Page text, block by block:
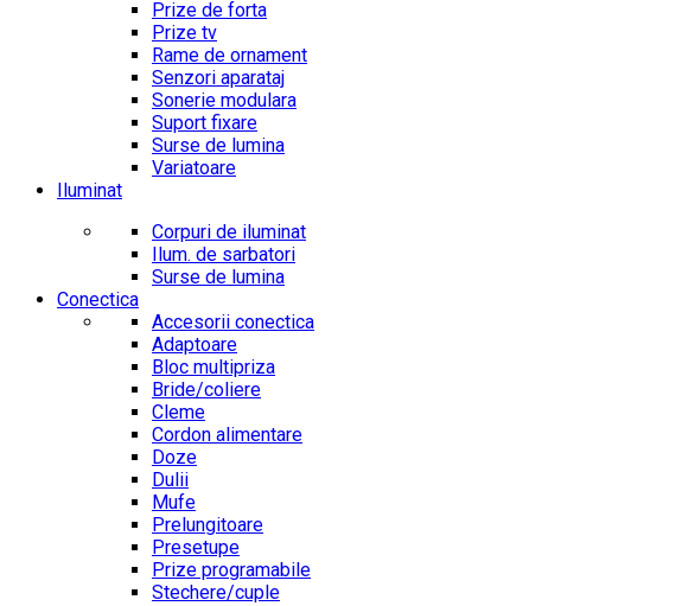
Prize de forta
Prize tv
Rame de ornament
Senzori aparataj
Sonerie modulara
Suport fixare
Surse de lumina
Variatoare
Iluminat
Corpuri de iluminat
Ilum. de sarbatori
Surse de lumina
Conectica
Accesorii conectica
Adaptoare
Bloc multipriza
Bride/coliere
Cleme
Cordon alimentare
Doze
Dulii
Mufe
Prelungitoare
Presetupe
Prize programabile
Stechere/cuple